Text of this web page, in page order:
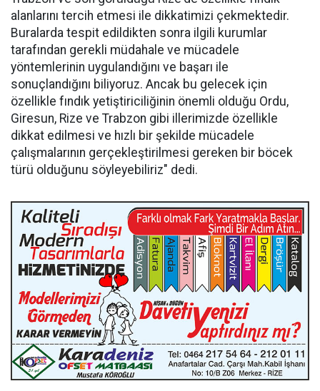
alanlarını tercih etmesi ile dikkatimizi çekmektedir.
Buralarda tespit edildikten sonra ilgili kurumlar
tarafından gerekli müdahale ve mücadele
yöntemlerinin uygulandığını ve başarı ile
sonuçlandığını biliyoruz. Ancak bu gelecek için
özellikle fındık yetiştiriciliğinin önemli olduğu Ordu,
Giresun, Rize ve Trabzon gibi illerimizde özellikle
dikkat edilmesi ve hızlı bir şekilde mücadele
çalışmalarının gerçekleştirilmesi gereken bir böcek
türü olduğunu söyleyebiliriz" dedi.